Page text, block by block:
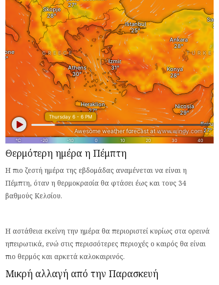
Θερμότερη ημέρα η Πέμπτη
Η πιο ζεστή ημέρα της εβδομάδας αναμένεται να είναι η
Πέμπτη, όταν η θερμοκρασία θα φτάσει έως και τους 34
βαθμούς Κελσίου.
Η αστάθεια εκείνη την ημέρα θα περιοριστεί κυρίως στα ορεινά
ηπειρωτικά, ενώ στις περισσότερες περιοχές ο καιρός θα είναι
πιο θερμός και αρκετά καλοκαιρινός.
Μικρή αλλαγή από την Παρασκευή